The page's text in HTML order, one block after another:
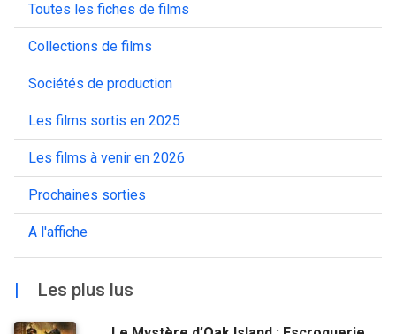
Toutes les fiches de films
Collections de films
Sociétés de production
Les films sortis en 2025
Les films à venir en 2026
Prochaines sorties
A l'affiche
| Les plus lus